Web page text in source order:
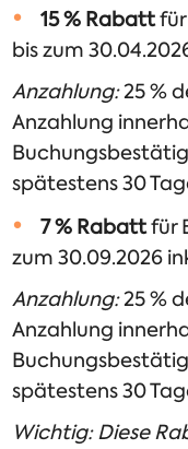
15 % Rabattfür
bis zum
Anzahlung:25 %
Anzahlung
spätestens 30
7 % Rabattfür
zum 30.09.2026
Anzahlung:25 %
Anzahlung
spätestens 30
Wichtig: Diese